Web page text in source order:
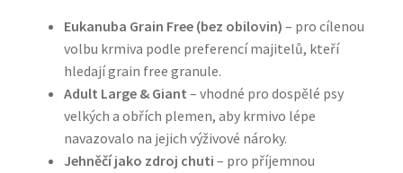
Konzervy a kapsičky pro psy
N&D Farmina pro psy — Italské holistic krmivo
Oblečky pro psy
Eukanuba Grain Free (bez obilovin) – pro cílenou
volbu krmiva podle preferencí majitelů, kteří
hledají grain free granule.
Adult Large & Giant – vhodné pro dospělé psy
velkých a obřích plemen, aby krmivo lépe
navazovalo na jejich výživové nároky.
Jehněčí jako zdroj chuti – pro příjemnou